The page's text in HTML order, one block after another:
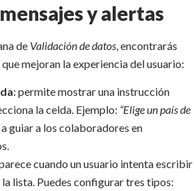
y alertas
de Validación de datos, encontrarás
mejoran la experiencia del usuario:
: permite mostrar una instrucción
la celda. Ejemplo: “Elige un país de
guiar a los colaboradores en
cuando un usuario intenta escribir
la lista. Puedes configurar tres tipos: